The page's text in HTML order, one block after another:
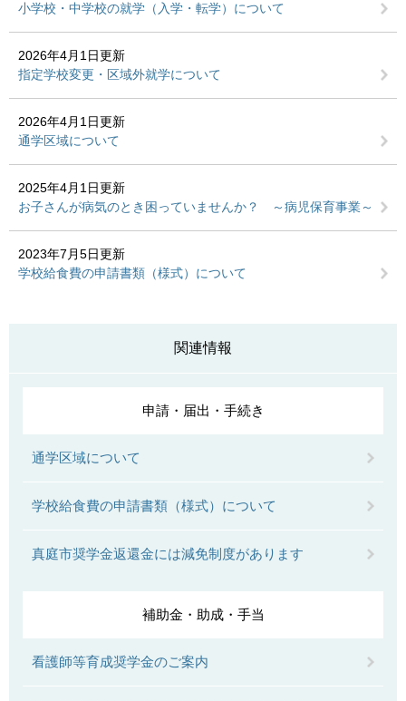
小学校・中学校の就学（入学・転学）について
2026年4月1日更新
指定学校変更・区域外就学について
2026年4月1日更新
通学区域について
2025年4月1日更新
お子さんが病気のとき困っていませんか？ ～病児保育事業～
2023年7月5日更新
学校給食費の申請書類（様式）について
関連情報
申請・届出・手続き
通学区域について
学校給食費の申請書類（様式）について
真庭市奨学金返還金には減免制度があります
補助金・助成・手当
看護師等育成奨学金のご案内